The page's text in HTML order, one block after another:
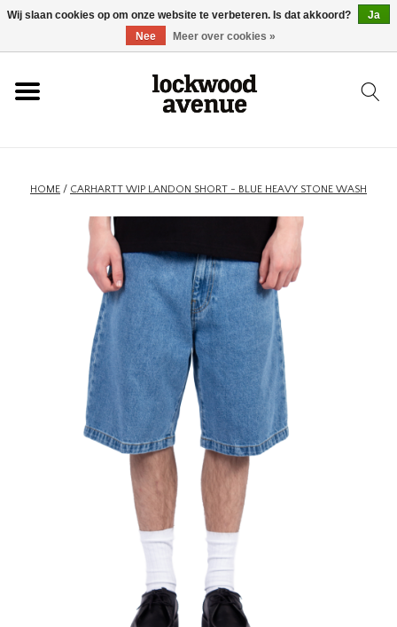
HOME
NIEUW
SKATEBOARD
HOME / CARHARTT WIP LANDON SHORT - BLUE HEAVY STONE WASH
Wij slaan cookies op om onze website te verbeteren. Is dat akkoord?
Ja
Nee
Meer over cookies »